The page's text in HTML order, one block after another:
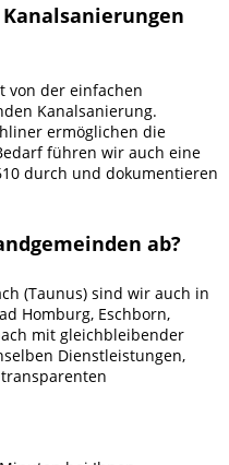
von der einfachen
Kanalsanierung.
ermöglichen die
führen wir auch eine
durch und dokumentieren
ab?
(Taunus) sind wir auch in
Homburg, Eschborn,
mit gleichbleibender
Dienstleistungen,